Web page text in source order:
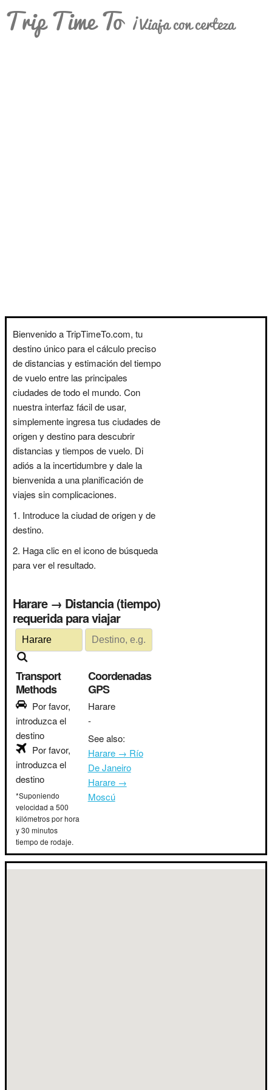
Trip Time To ¡Viaja con certeza
Bienvenido a TripTimeTo.com, tu
destino único para el cálculo preciso
de distancias y estimación del tiempo
de vuelo entre las principales
ciudades de todo el mundo. Con
nuestra interfaz fácil de usar,
simplemente ingresa tus ciudades de
origen y destino para descubrir
distancias y tiempos de vuelo. Di
adiós a la incertidumbre y dale la
bienvenida a una planificación de
viajes sin complicaciones.
Introduce la ciudad de origen y de
destino.
Haga clic en el icono de búsqueda
para ver el resultado.
Harare → Distancia (tiempo)
requerida para viajar
Transport
Methods
Por favor,
introduzca el
destino
Por favor,
introduzca el
destino
*Suponiendo
velocidad a 500
kilómetros por hora
y 30 minutos
tiempo de rodaje.
Coordenadas
GPS
Harare
-
See also:
Harare → Río
De Janeiro
Harare →
Moscú